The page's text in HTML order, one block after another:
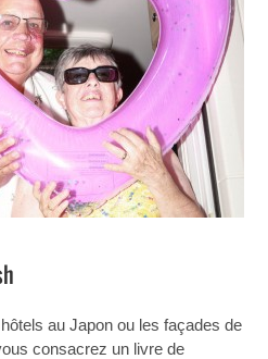
au Japon ou les façades de
consacrez un livre de